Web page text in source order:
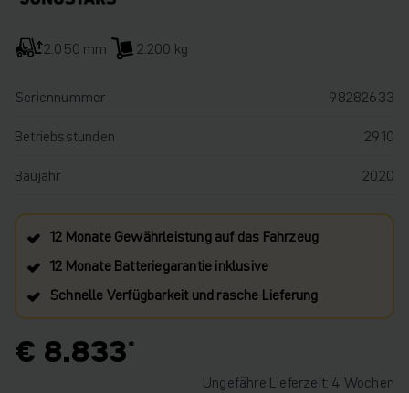
2.050 mm 2.200 kg
Seriennummer
98282633
Betriebsstunden
2910
Baujahr
2020
12 Monate Gewährleistung auf das Fahrzeug
12 Monate Batteriegarantie inklusive
Schnelle Verfügbarkeit und rasche Lieferung
€ 8.833
Ungefähre Lieferzeit: 4 Wochen